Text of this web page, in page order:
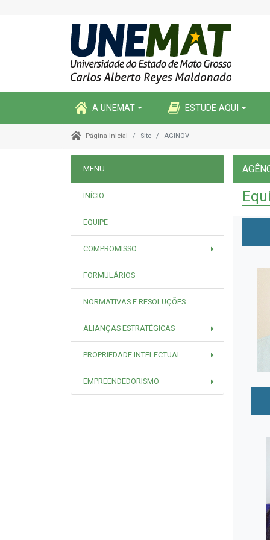
A UNEMAT ESTUDE AQUI
Página Inicial Site AGINOV
MENU
INÍCIO
EQUIPE
COMPROMISSO
FORMULÁRIOS
NORMATIVAS E RESOLUÇÕES
ALIANÇAS ESTRATÉGICAS
PROPRIEDADE INTELECTUAL
EMPREENDEDORISMO